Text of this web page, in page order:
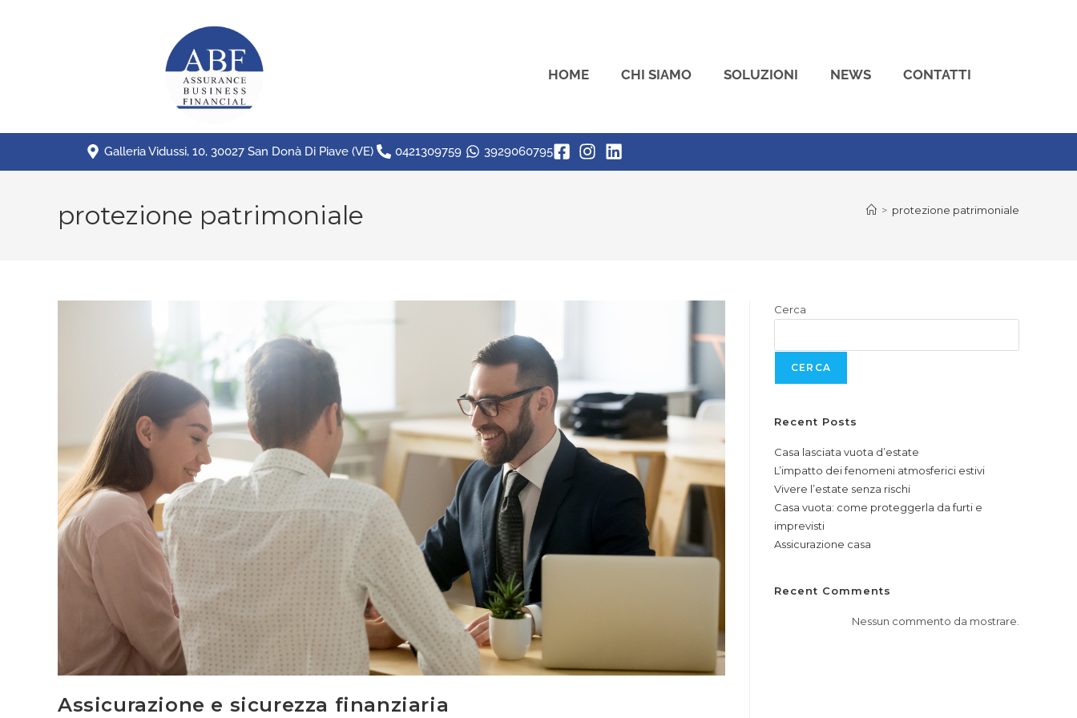
HOME CHI SIAMO SOLUZIONI NEWS CONTATTI
Galleria Vidussi, 10, 30027 San Donà Di Piave (VE) 0421309759 3929060795
protezione patrimoniale > protezione patrimoniale
Assicurazione e sicurezza finanziaria
Cerca
CERCA
Recent Posts
Casa lasciata vuota d’estate
L’impatto dei fenomeni atmosferici estivi
Vivere l’estate senza rischi
Casa vuota: come proteggerla da furti e
imprevisti
Assicurazione casa
Recent Comments
Nessun commento da mostrare.